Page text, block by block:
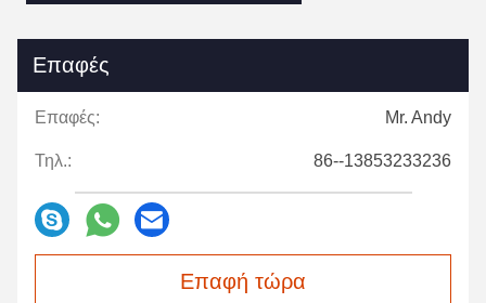
Επαφές
Επαφές: Mr. Andy
Τηλ.: 86--13853233236
Επαφή τώρα